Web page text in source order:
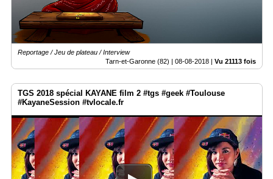
Reportage / Jeu de plateau / Interview
Tarn-et-Garonne (82) | 08-08-2018 | Vu 21113 fois
TGS 2018 spécial KAYANE film 2 #tgs #geek #Toulouse
#KayaneSession #tvlocale.fr